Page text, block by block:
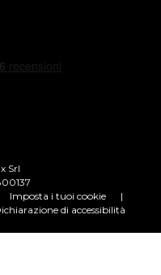
Srl
Imposta i tuoi cookie
|
di accessibilità